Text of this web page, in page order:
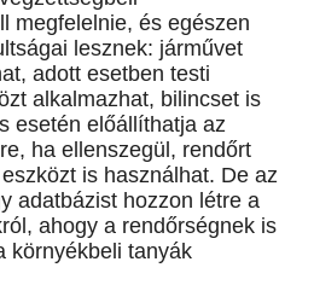
megfelelnie, és egészen
lesznek: járművet
adott esetben testi
alkalmazhat, bilincset is
esetén előállíthatja az
ha ellenszegül, rendőrt
is használhat. De az
adatbázist hozzon létre a
ahogy a rendőrségnek is
környékbeli tanyák